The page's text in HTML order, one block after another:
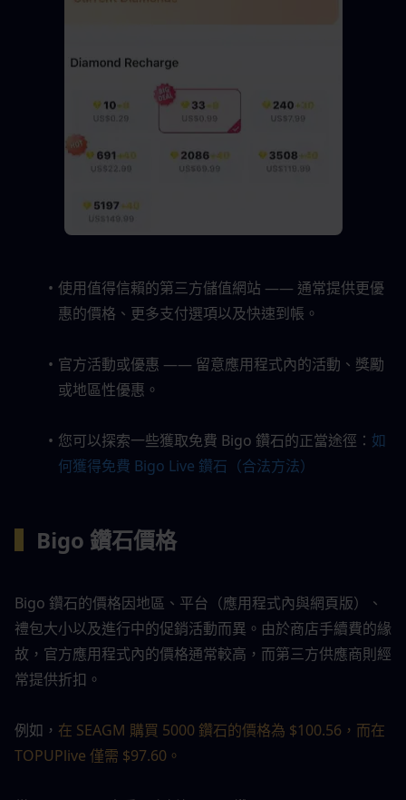
使用值得信賴的第三方儲值網站 —— 通常提供更優
惠的價格、更多支付選項以及快速到帳。
官方活動或優惠 —— 留意應用程式內的活動、獎勵
或地區性優惠。
您可以探索一些獲取免費 Bigo 鑽石的正當途徑： 如
何獲得免費 Bigo Live 鑽石（合法方法）
Bigo 鑽石價格
Bigo 鑽石的價格因地區、平台（應用程式內與網頁版）、
禮包大小以及進行中的促銷活動而異。由於商店手續費的緣
故，官方應用程式內的價格通常較高，而第三方供應商則經
常提供折扣。
例如， 在 SEAGM 購買 5000 鑽石的價格為 $100.56，而在
TOPUPlive 僅需 $97.60。